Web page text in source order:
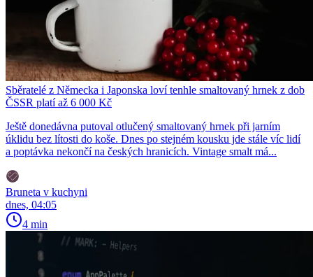
Sběratelé z Německa i Japonska loví tenhle smaltovaný hrnek z dob
ČSSR platí až 6 000 Kč
Ještě donedávna putoval otlučený smaltovaný hrnek při jarním
úklidu bez lítosti do koše. Dnes po stejném kousku jde stále víc lidí
a poptávka nekončí na českých hranicích. Vintage smalt má...
Bruneta v kuchyni
dnes, 04:05
4 min